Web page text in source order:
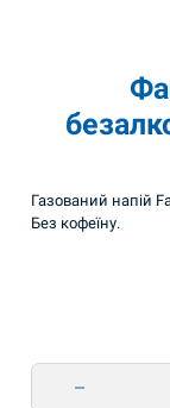
Газований напій
Без кофеїну.
Фанта